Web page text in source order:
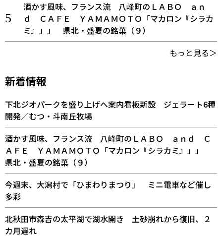
酒かす風味、フランス流 八峰町のＬＡＢＯ ａｎ
ｄ ＣＡＦＥ ＹＡＭＡＭＯＴＯ「マカロン『シラカ
ミ』」」 県北・盛夏の銘菓（９）
もっと見る＞
新着情報
下北ジオパークを盛り上げへ案内看板新設 ジェラート6種
開発／むつ・斗南丘牧場
酒かす風味、フランス流 八峰町のＬＡＢＯ ａｎｄ Ｃ
ＡＦＥ ＹＡＭＡＭＯＴＯ「マカロン『シラカミ』」」
県北・盛夏の銘菓（９）
今週末、大潟村で「ひまわりまつり」 ミニ電車など催し
多彩
北秋田市森吉の太平湖で湖水開き 土砂崩れから復旧、２
カ月遅れ